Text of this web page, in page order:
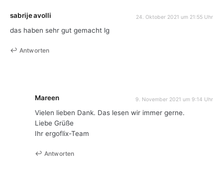
sabrije avolli 24. Oktober 2021 um 21:55 Uhr
das haben sehr gut gemacht lg
Antworten
Mareen 9. November 2021 um 9:14 Uhr
Vielen lieben Dank. Das lesen wir immer gerne.
Liebe Grüße
Ihr ergoflix-Team
Antworten